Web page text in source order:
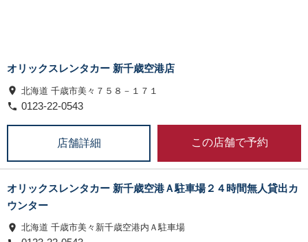
オリックスレンタカー 新千歳空港店
北海道 千歳市美々７５８－１７１
0123-22-0543
店舗詳細 この店舗で予約
オリックスレンタカー 新千歳空港Ａ駐車場２４時間無人貸出カ
ウンター
北海道 千歳市美々新千歳空港内Ａ駐車場